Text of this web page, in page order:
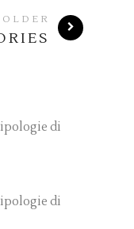
OLDER
di
di